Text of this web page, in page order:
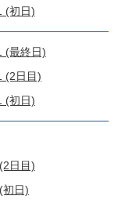
(初日)
(最終日)
(2日目)
(初日)
日目)
日)